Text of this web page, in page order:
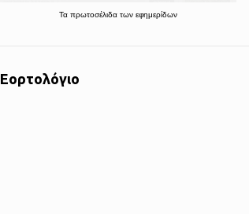
Τα πρωτοσέλιδα των εφημερίδων
Εορτολόγιο